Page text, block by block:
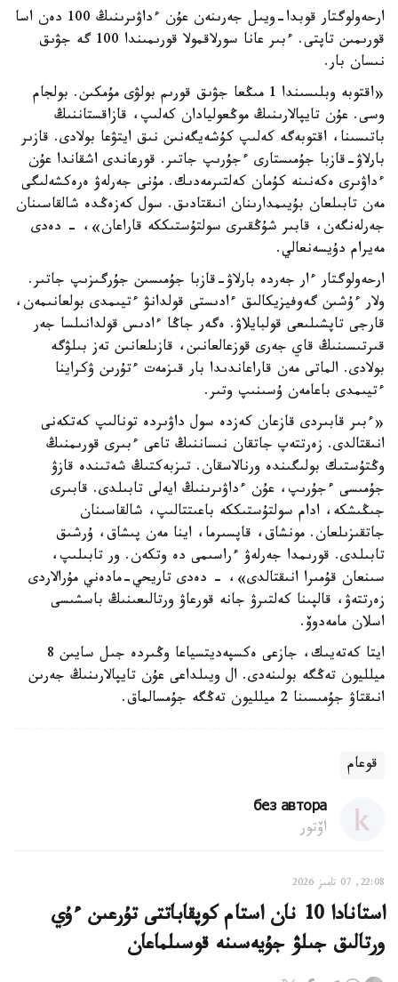
ارحەولوگتار قوبدا-ويىل جەرىنەن عۇن ءداۋىرىنىڭ 100 دەن اسا
قورىمىن تاپتى. ءبىر عانا سورلاقمولا قورىمىندا 100 گە جۋىق
نىسان بار.
«اقتوبە وبلىسىندا 1 مىڭعا جۋىق قورىم بولۋى مۇمكىن. بولجام
وسى. عۇن تايپالارىنىڭ موڭعوليادان كەلىپ، قازاقستاننىڭ
باتىسىنا، اقتوبەگە كەلىپ كۇشەيگەنىن نىق ايتۋعا بولادى. قازىر
بارلاۋ-قازبا جۇمىستارى ءجۇرىپ جاتىر. قورعاندى اشقاندا عۇن
ءداۋىرى ەكەنىنە كۇمان كەلتىرمەدىك. مۇنى جەرلەۋ ەرەكشەلىگى
مەن تابىلعان بۇيىمدارىنان انىقتادىق. سول كەزەڭدە شالقاسىنان
جەرلەنگەن، قابىر شۇڭقىرى سولتۇستىككە قاراعان»، - دەدى
مەيرام دۇيسەنعالي.
ارحەولوگتار ءار جەردە بارلاۋ-قازبا جۇمىسىن جۇرگىزىپ جاتىر.
ولار ءۇشىن گەوفيزيكالىق ءادىستى قولدانۋ ءتيىمدى بولعانىمەن،
قارجى تاپشىلىعى قولبايلاۋ. ەگەر جاڭا ءادىس قولدانىلسا جەر
قىرتىسىنىڭ قاي جەرى قوزعالعانىن، قازىلعانىن تەز بىلۋگە
بولادى. الماتى مەن قاراعاندىدا بار قىزمەت ءتۇرىن ۋكراينا
ءتيىمدى باعامەن ۇسىنىپ وتىر.
«ءبىر قابىردى قازعان كەزدە سول داۋىردە تونالىپ كەتكەنى
انىقتالدى. زەرتتەپ جاتقان نىساننىڭ تاعى ءبىرى قورىمنىڭ
وڭتۇستىك بولىگىندە ورنالاسقان. تىزبەكتىڭ شەتىندە قازۋ
جۇمىسى ءجۇرىپ، عۇن ءداۋىرىنىڭ ايەلى تابىلدى. قابىرى
جىڭىشكە، ادام سولتۇستىككە باعىتتالىپ، شالقاسىنان
جاتقىزىلعان. مونشاق، قاپسىرما، اينا مەن پىشاق، ۇرشىق
تابىلدى. قورىمدا جەرلەۋ ءراسىمى دە وتكەن. ور تابىلىپ،
سىنعان قۇمىرا انىقتالدى»، - دەدى تاريحي-مادەني مۇرالاردى
زەرتتەۋ، قالپىنا كەلتىرۋ جانە قورعاۋ ورتالىعىنىڭ باسشىسى
اسلان مامەدوۆ.
ايتا كەتەيىك، جازعى ەكسپەديتسياعا وڭىردە جىل سايىن 8
ميلليون تەڭگە بولىنەدى. ال ويىلداعى عۇن تايپالارىنىڭ جەرىن
انىقتاۋ جۇمىسىنا 2 ميلليون تەڭگە جۇمسالماق.
قوعام
без автора
اۆتور
22:08, 07 تامىز 2026
استانادا 10 نان استام كوپقاباتتى تۇرعىن ءۇي
ورتالىق جىلۋ جۇيەسىنە قوسىلماعان